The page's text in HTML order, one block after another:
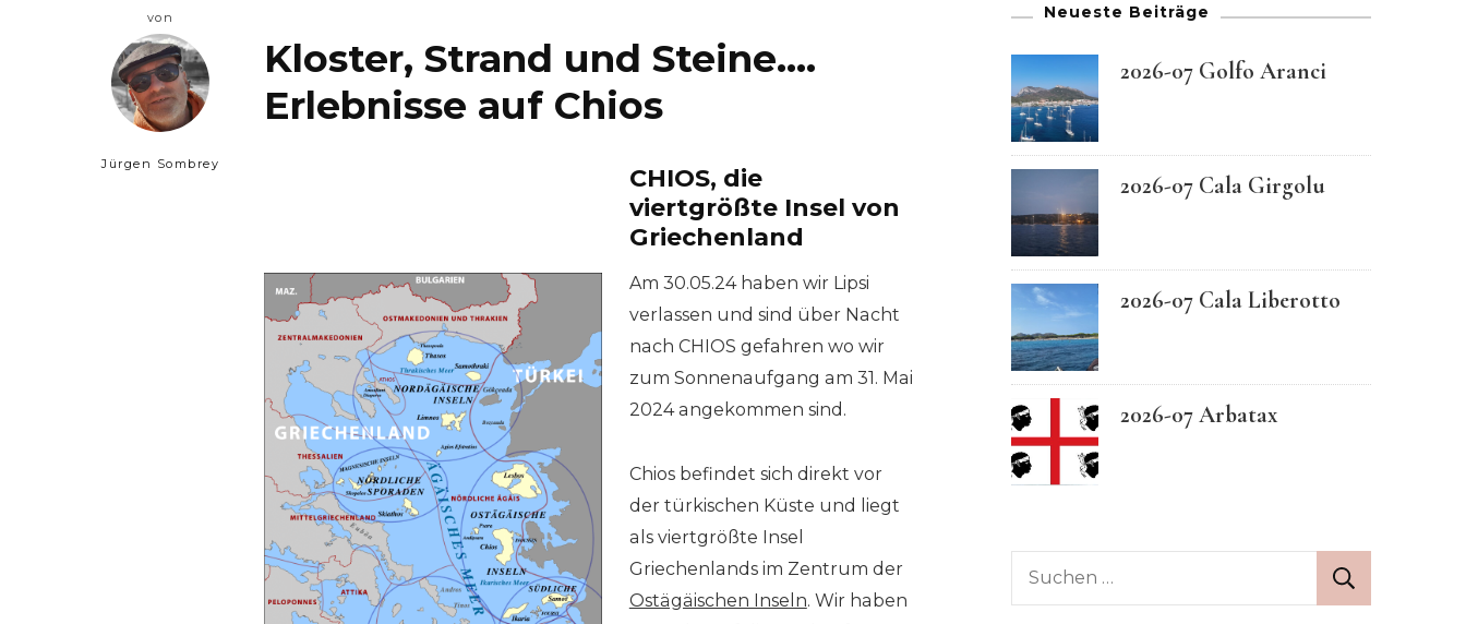
Spanish
Swedish
von
Jürgen Sombrey
Kloster, Strand und Steine….
Erlebnisse auf Chios
CHIOS, die
viertgrößte Insel von
Griechenland
Am 30.05.24 haben wir Lipsi
verlassen und sind über Nacht
nach CHIOS gefahren wo wir
zum Sonnenaufgang am 31. Mai
2024 angekommen sind.
Chios befindet sich direkt vor
der türkischen Küste und liegt
als viertgrößte Insel
Griechenlands im Zentrum der
Ostägäischen Inseln. Wir haben
Neueste Beiträge
2026-07 Golfo Aranci
2026-07 Cala Girgolu
2026-07 Cala Liberotto
2026-07 Arbatax
Suchen